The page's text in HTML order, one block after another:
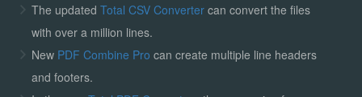
The updated Total CSV Convertercan convert the files
with over a million lines.
New PDF Combine Pro can create multiple line headers
and footers.